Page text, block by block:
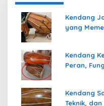
Kendang
yang
Kendang
Peran,
Kendang
Teknik,